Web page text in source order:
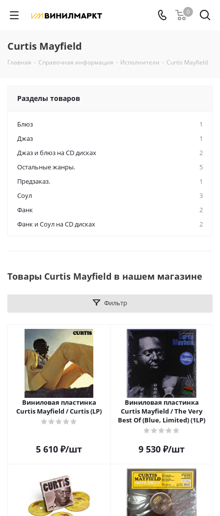
0
Curtis Mayfield
Главная - Справочная информация - Исполнители - Curtis Mayfield
Разделы товаров
Блюз
1
Джаз
1
Джаз и блюз на CD дисках
2
Остальные жанры.
5
Предзаказ.
1
Соул
3
Фанк
2
Фанк и Соул на CD дисках
2
Товары Curtis Mayfield в нашем магазине
Фильтр
Виниловая пластинка
Curtis Mayfield / Curtis (LP)
5 610 ₽/шт
Виниловая пластинка
Curtis Mayfield / The Very
Best Of (Blue, Limited) (1LP)
9 530 ₽/шт